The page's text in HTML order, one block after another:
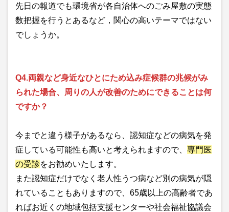
先日の報道でも環境省が各自治体へのごみ屋敷の実態
数把握を行うとあるなど，関心の高いテーマではない
でしょうか。
Q4.両親など身近なひとにため込み症候群の兆候がみ
られた場合、周りの人が改善のためにできることは何
ですか？
今までと違う様子があるなら、認知症などの病気を発
症している可能性も高いと考えられますので、 専門医
の受診をお勧めいたします。
また認知症だけでなく老人性うつ病など別の病気が隠
れていることもありますので、65歳以上の高齢者であ
ればお近くの地域包括支援センターや社会福祉協議会